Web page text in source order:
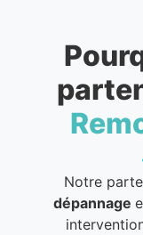
Notre
dépannage